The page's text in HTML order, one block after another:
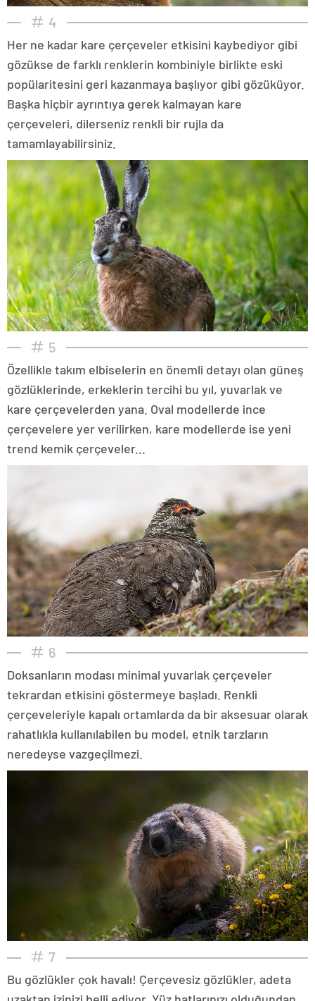
4
Her ne kadar kare çerçeveler etkisini kaybediyor gibi
gözükse de farklı renklerin kombiniyle birlikte eski
popülaritesini geri kazanmaya başlıyor gibi gözüküyor.
Başka hiçbir ayrıntıya gerek kalmayan kare
çerçeveleri, dilerseniz renkli bir rujla da
tamamlayabilirsiniz.
5
Özellikle takım elbiselerin en önemli detayı olan güneş
gözlüklerinde, erkeklerin tercihi bu yıl, yuvarlak ve
kare çerçevelerden yana. Oval modellerde ince
çerçevelere yer verilirken, kare modellerde ise yeni
trend kemik çerçeveler...
6
Doksanların modası minimal yuvarlak çerçeveler
tekrardan etkisini göstermeye başladı. Renkli
çerçeveleriyle kapalı ortamlarda da bir aksesuar olarak
rahatlıkla kullanılabilen bu model, etnik tarzların
neredeyse vazgeçilmezi.
7
Bu gözlükler çok havalı! Çerçevesiz gözlükler, adeta